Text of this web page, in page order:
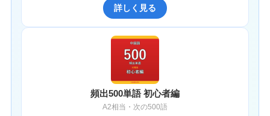
詳しく見る
頻出500単語 初心者編
A2相当・次の500語